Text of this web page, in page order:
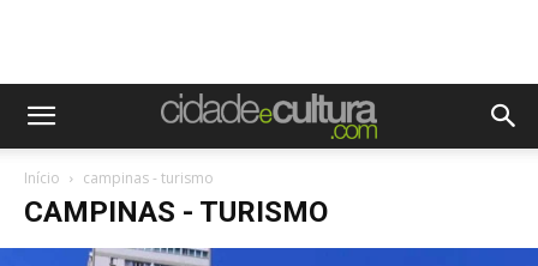
Início campinas - turismo
CAMPINAS - TURISMO